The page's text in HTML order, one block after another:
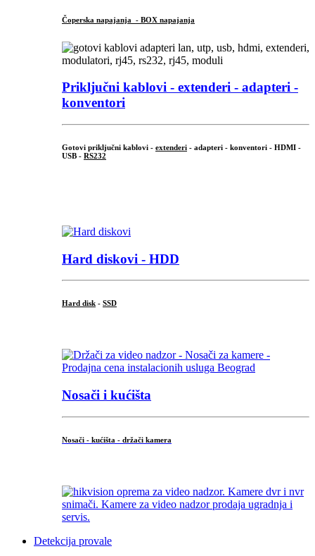
Čoperska napajanja - BOX napajanja
Priključni kablovi - extenderi - adapteri -
konventori
Gotovi priključni kablovi - extenderi - adapteri - konventori - HDMI -
USB - RS232
Hard diskovi - HDD
Hard disk - SSD
Nosači i kućišta
Nosači - kućišta - držači kamera
Detekcija provale